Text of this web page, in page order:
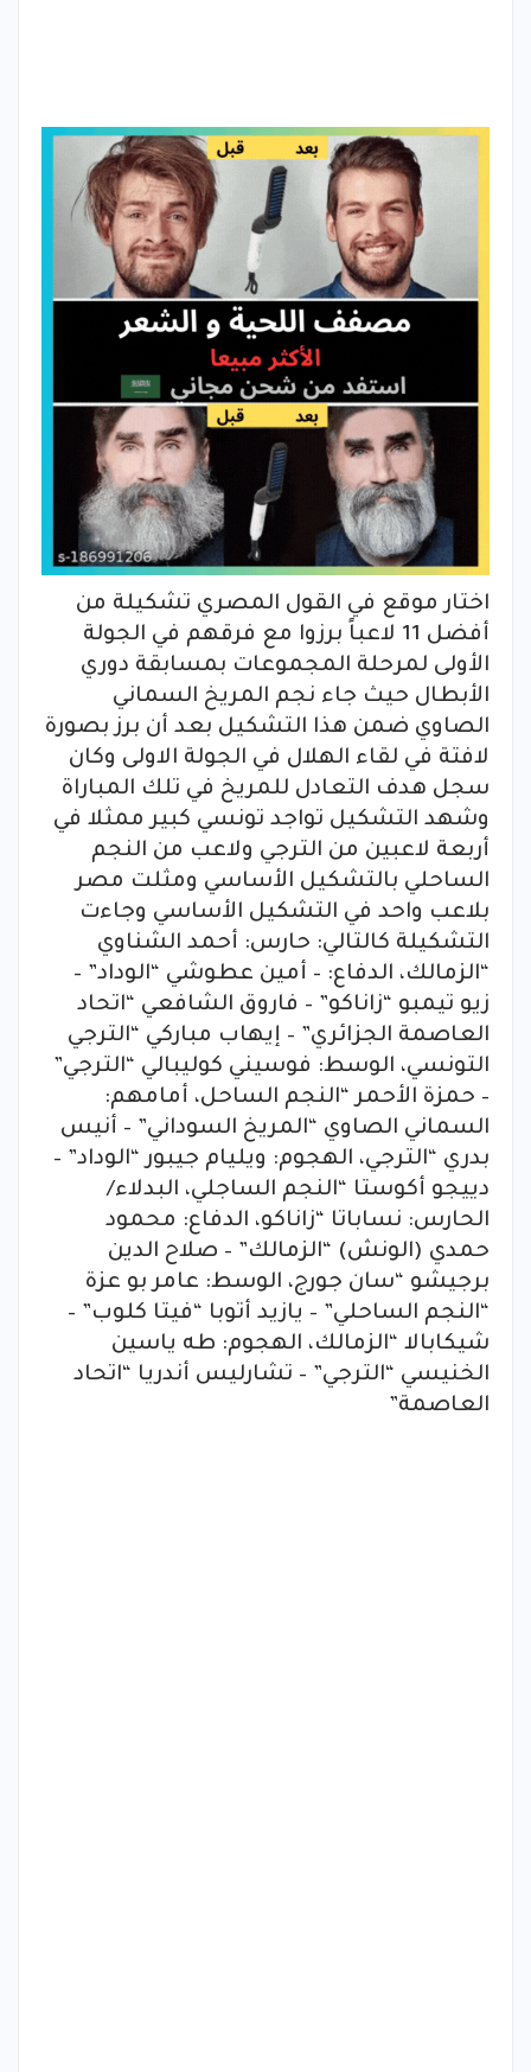
اختار موقع في القول المصري تشكيلة من
أفضل 11 لاعباً برزوا مع فرقهم في الجولة
الأولى لمرحلة المجموعات بمسابقة دوري
الأبطال حيث جاء نجم المريخ السماني
الصاوي ضمن هذا التشكيل بعد أن برز بصورة
لافتة في لقاء الهلال في الجولة الاولى وكان
سجل هدف التعادل للمريخ في تلك المباراة
وشهد التشكيل تواجد تونسي كبير ممثلا في
أربعة لاعبين من الترجي ولاعب من النجم
الساحلي بالتشكيل الأساسي ومثلت مصر
بلاعب واحد في التشكيل الأساسي وجاءت
التشكيلة كالتالي: حارس: أحمد الشناوي
“الزمالك، الدفاع: – أمين عطوشي “الوداد” –
زيو تيمبو “زاناكو” – فاروق الشافعي “اتحاد
العاصمة الجزائري” – إيهاب مباركي “الترجي
التونسي، الوسط: فوسيني كوليبالي “الترجي”
– حمزة الأحمر “النجم الساحل، أمامهم:
السماني الصاوي “المريخ السوداني” – أنيس
بدري “الترجي، الهجوم: ويليام جيبور “الوداد” –
دييجو أكوستا “النجم الساجلي، البدلاء/
الحارس: نساباتا “زاناكو، الدفاع: محمود
حمدي (الونش) “الزمالك” – صلاح الدين
برجيشو “سان جورج، الوسط: عامر بو عزة
“النجم الساحلي” – يازيد أتوبا “فيتا كلوب” –
شيكابالا “الزمالك، الهجوم: طه ياسين
الخنيسي “الترجي” – تشارليس أندريا “اتحاد
العاصمة”